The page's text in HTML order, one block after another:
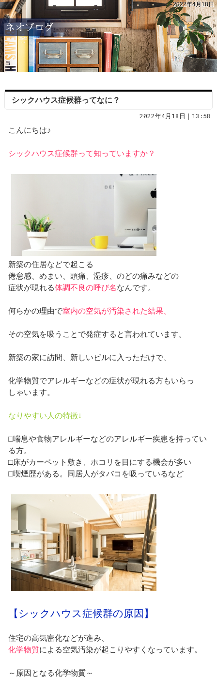
2022年4月18日
シックハウス症候群ってなに？
2022年4月18日｜13:58
こんにちは♪
シックハウス症候群って知っていますか？
新築の住居などで起こる
倦怠感、めまい、頭痛、湿疹、のどの痛みなどの
症状が現れる体調不良の呼び名なんです。
何らかの理由で室内の空気が汚染された結果、
その空気を吸うことで発症すると言われています。
新築の家に訪問、新しいビルに入っただけで、
化学物質でアレルギーなどの症状が現れる方もいらっ
しゃいます。
なりやすい人の特徴↓
□喘息や食物アレルギーなどのアレルギー疾患を持ってい
る方。
□床がカーペット敷き、ホコリを目にする機会が多い
□喫煙歴がある。同居人がタバコを吸っているなど
【シックハウス症候群の原因】
住宅の高気密化などが進み、
化学物質による空気汚染が起こりやすくなっています。
～原因となる化学物質～